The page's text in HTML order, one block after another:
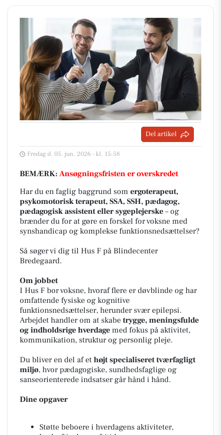
Del artikel
Fredag d. 05. jun. 2026 - kl. 15:58
BEMÆRK: Ansøgningsfristen er overskredet
Har du en faglig baggrund som ergoterapeut,
psykomotorisk terapeut, SSA, SSH, pædagog,
pædagogisk assistent eller sygeplejerske – og
brænder du for at gøre en forskel for voksne med
synshandicap og komplekse funktionsnedsættelser?
Så søger vi dig til Hus F på Blindecenter
Bredegaard.
Om jobbet
I Hus F bor voksne, hvoraf flere er døvblinde og har
omfattende fysiske og kognitive
funktionsnedsættelser, herunder svær epilepsi.
Arbejdet handler om at skabe trygge, meningsfulde
og indholdsrige hverdage med fokus på aktivitet,
kommunikation, struktur og personlig pleje.
Du bliver en del af et højt specialiseret tværfagligt
miljø, hvor pædagogiske, sundhedsfaglige og
sanseorienterede indsatser går hånd i hånd.
Dine opgaver
Støtte beboere i hverdagens aktiviteter,